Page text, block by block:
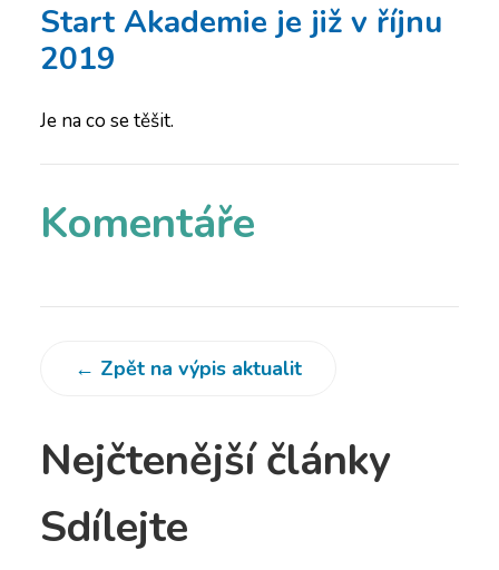
Start Akademie je již v říjnu
2019
Je na co se těšit.
Komentáře
← Zpět na výpis aktualit
Nejčtenější články
Sdílejte